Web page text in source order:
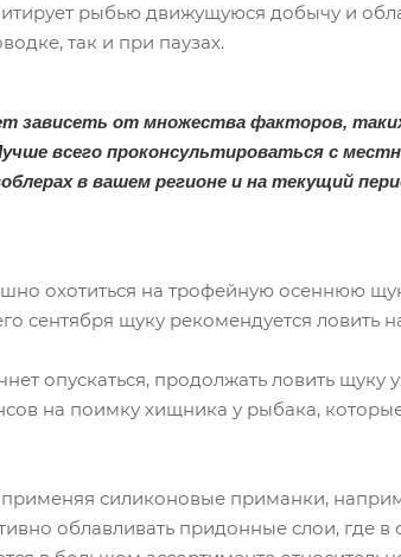
рыбью движущуюся добычу и
так и при паузах.
от множества факторов, таких
всего проконсультироваться с
в вашем регионе и на текущий
охотиться на трофейную осеннюю
сентября щуку рекомендуется ловить
опускаться, продолжать ловить
на поимку хищника у рыбака,
силиконовые приманки,
облавливать придонные слои, где